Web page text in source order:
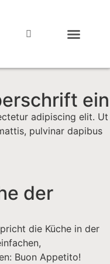
ein
adipiscing elit. Ut
pulvinar dapibus
der
die Küche in der
Buon Appetito!